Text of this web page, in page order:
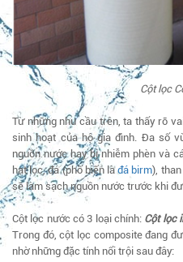
Cột lọc
Từ những nhu cầu trên, ta thấy rõ
sinh hoạt của hộ gia đình. Đa số
nguồn nước hay bị nhiễm phèn và
hạt lọc, đá (phổ biến làđá birm),
sẽ làm sạch nguồn nước trước khi
Cột lọc nước có 3 loại chính: Cột lọc
Trong đó, cột lọc composite đang
nhờ những đặc tính nổi trội sau đây: